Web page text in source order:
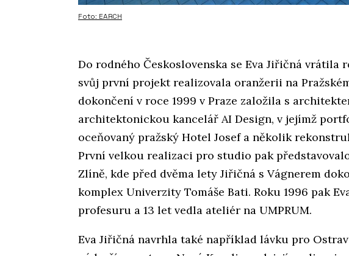
Foto: EARCH
Do rodného Československa se Eva Jiřičná vrátila
svůj první projekt realizovala oranžerii na
dokončení v roce 1999 v Praze založila s
architektonickou kancelář AI Design, v jejímž
oceňovaný pražský Hotel Josef a několik
První velkou realizaci pro studio pak
Zlíně, kde před dvěma lety Jiřičná s Vágnerem
komplex Univerzity Tomáše Bati. Roku 1996 pak
profesuru a 13 let vedla ateliér na UMPRUM.
Eva Jiřičná navrhla také například lávku pro